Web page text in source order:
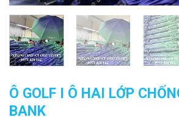
Ô GOLF I Ô HAI LỚP
BANK